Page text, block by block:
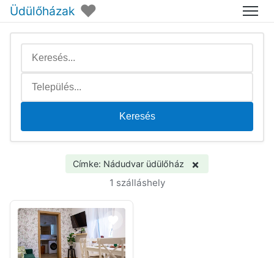
Üdülőházak ♥ Menü
Keresés
Címke: Nádudvar üdülőház ×
1 szálláshely